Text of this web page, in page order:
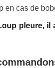
en cas de
pleure,